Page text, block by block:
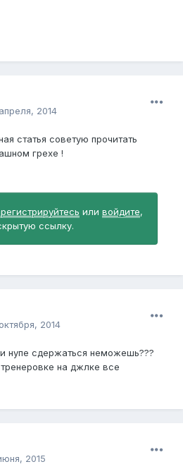
2014
статья советую прочитать
грехе !
или войдите,
ссылку.
2014
нупе сдержаться неможешь???
на джлке все
2015